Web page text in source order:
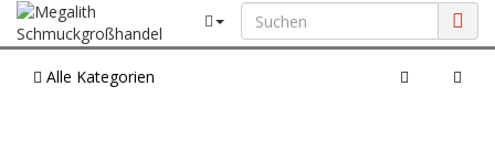
Alle Kategorien